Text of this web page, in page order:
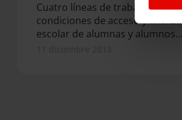
Cuatro líneas de trabajo: 1)
condiciones de acceso y
escolar de alumnas y alumnos…